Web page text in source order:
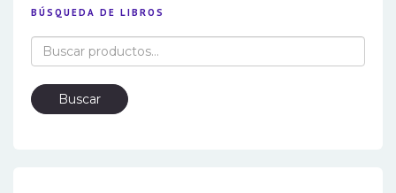
BÚSQUEDA DE LIBROS
Buscar
por:
Buscar